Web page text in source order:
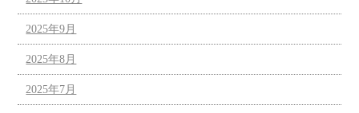
2025年9月
2025年8月
2025年7月